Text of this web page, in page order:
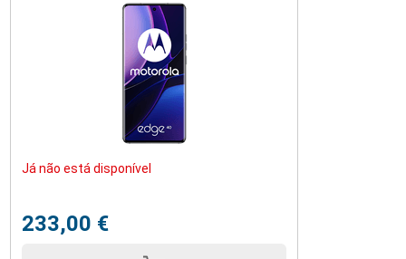
Já não está disponível
233,00 €